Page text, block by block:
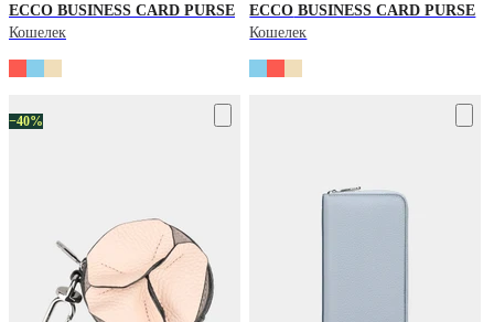
ECCO BUSINESS CARD PURSE
Кошелек
ECCO BUSINESS CARD PURSE
Кошелек
−40%